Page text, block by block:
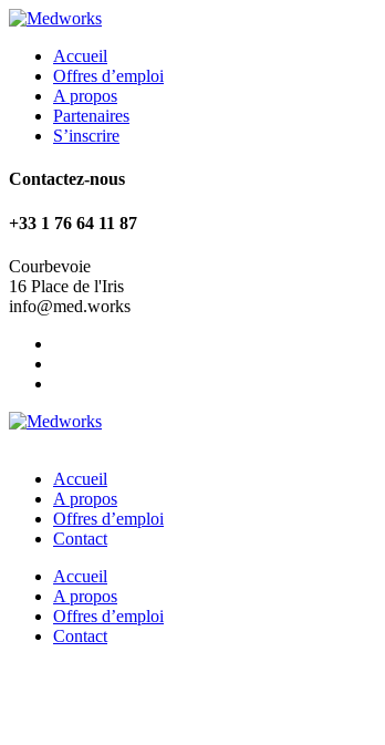
Accueil
Offres d’emploi
A propos
Partenaires
S’inscrire
Contactez-nous
+33 1 76 64 11 87
Courbevoie
16 Place de l'Iris
info@med.works
Accueil
A propos
Offres d’emploi
Contact
Accueil
A propos
Offres d’emploi
Contact